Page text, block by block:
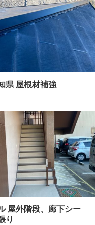
県 屋根材補強
屋外階段、廊下シー
り